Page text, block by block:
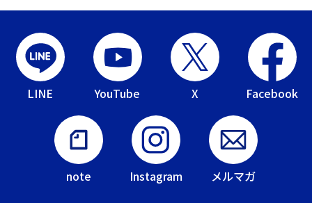
LINE YouTube X Facebook
note Instagram メルマガ